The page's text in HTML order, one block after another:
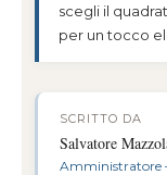
scegli il
per un tocco
SCRITTO DA
Salvatore
Amministratore